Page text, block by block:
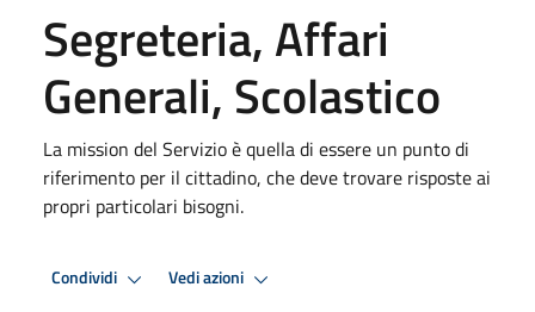
Segreteria, Affari
Generali, Scolastico
La mission del Servizio è quella di essere un punto di
riferimento per il cittadino, che deve trovare risposte ai
propri particolari bisogni.
Condividi Vedi azioni